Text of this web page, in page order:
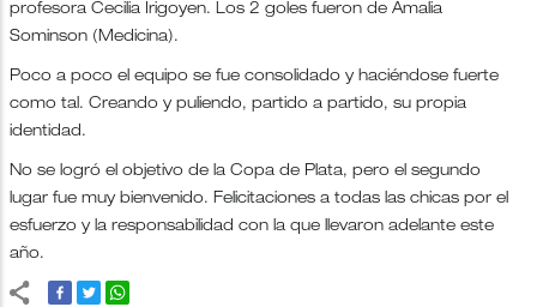
profesora Cecilia Irigoyen. Los 2 goles fueron de Amalia
Sominson (Medicina).
Poco a poco el equipo se fue consolidado y haciéndose fuerte
como tal. Creando y puliendo, partido a partido, su propia
identidad.
No se logró el objetivo de la Copa de Plata, pero el segundo
lugar fue muy bienvenido. Felicitaciones a todas las chicas por el
esfuerzo y la responsabilidad con la que llevaron adelante este
año.